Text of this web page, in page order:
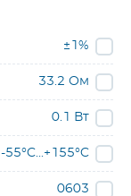
±1%
33.2 Ом
0.1 Вт
-55°C...+155°C
0603